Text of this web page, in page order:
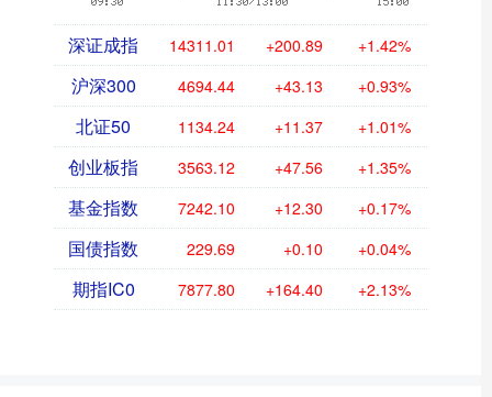
深证成指 14311.01 +200.89 +1.42%
沪深300 4694.44 +43.13 +0.93%
北证50 1134.24 +11.37 +1.01%
创业板指 3563.12 +47.56 +1.35%
基金指数 7242.10 +12.30 +0.17%
国债指数 229.69 +0.10 +0.04%
期指IC0 7877.80 +164.40 +2.13%